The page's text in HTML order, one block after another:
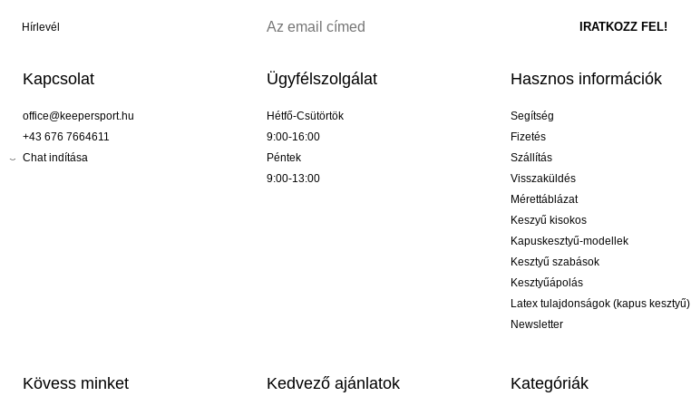
Hírlevél
Kapcsolat
office@keepersport.hu
+43 676 7664611
Chat indítása
Ügyfélszolgálat
Hétfő-Csütörtök
9:00-16:00
Péntek
9:00-13:00
Hasznos információk
Segítség
Fizetés
Szállítás
Visszaküldés
Mérettáblázat
Keszyű kisokos
Kapuskesztyű-modellek
Kesztyű szabások
Kesztyűápolás
Latex tulajdonságok (kapus kesztyű)
Newsletter
Kövess minket Kedvező ajánlatok Kategóriák